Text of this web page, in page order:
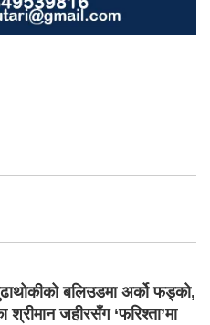
बलिउडमा अर्को फड्को,
श्रीमान जहीरसँग ‘फरिश्ता’मा